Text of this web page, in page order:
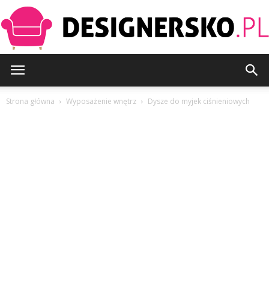
Strona główna Wyposażenie wnętrz Dysze do myjek ciśnieniowych